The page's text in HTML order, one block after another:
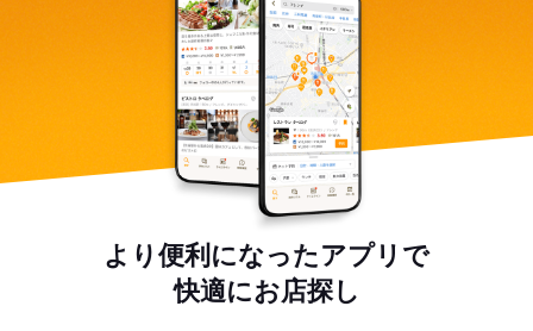
より便利になったアプリで
快適にお店探し